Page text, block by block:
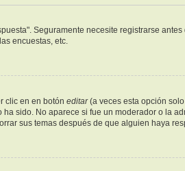
Seguramente necesite registrarse
encuestas, etc.
clic en en botón editar(a veces esta opción
sido. No aparece si fue un moderador o la
sus temas después de que alguien haya